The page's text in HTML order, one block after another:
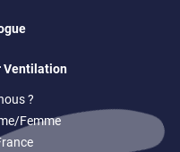
Ventilation
?
Femme